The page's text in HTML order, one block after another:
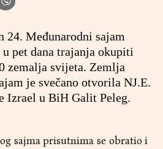
24. Međunarodni sajam
pet dana trajanja okupiti
zemalja svijeta. Zemlja
je svečano otvorila NJ.E.
Izrael u BiH Galit Peleg.
sajma prisutnima se obratio i